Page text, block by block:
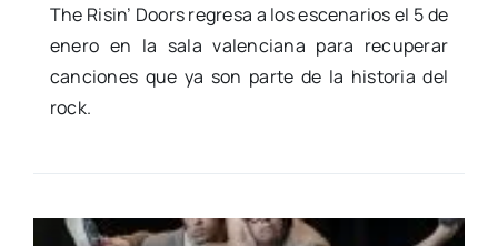
The Risin’ Doors regre­sa a los esce­na­rios el 5 de
enero en la sala valen­cia­na para recu­pe­rar
can­cio­nes que ya son par­te de la his­to­ria del
rock.